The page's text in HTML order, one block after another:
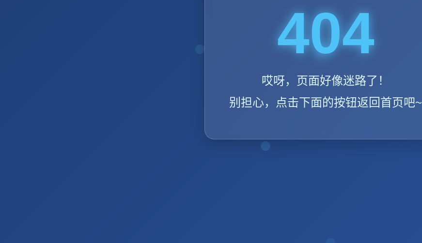
404
哎呀，页面好像迷路了！
别担心，点击下面的按钮返回首页吧~